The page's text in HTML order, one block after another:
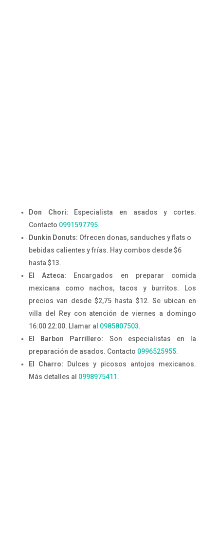
Don Chori:
Especialista en asados y cortes.
Contacto 0991597795.
Dunkin Donuts: Ofrecen donas, sanduches y flats o
bebidas calientes y frías. Hay combos desde $6
hasta $13.
El Azteca:
Encargados en preparar comida
mexicana como nachos, tacos y burritos. Los
precios van desde $2,75 hasta $12. Se ubican en
villa del Rey con atención de viernes a domingo
16:00 22:00. Llamar al 0985807503.
El Barbon Parrillero: Son especialistas en la
preparación de asados. Contacto 0996525955.
El Charro:
Dulces y picosos antojos mexicanos.
Más detalles al 0998975411.